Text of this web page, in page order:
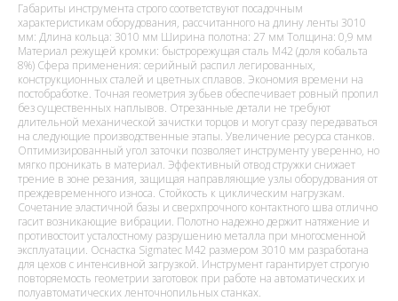
Габариты инструмента строго соответствуют посадочным
характеристикам оборудования, рассчитанного на длину ленты 3010
мм: Длина кольца: 3010 мм Ширина полотна: 27 мм Толщина: 0,9 мм
Материал режущей кромки: быстрорежущая сталь M42 (доля кобальта
8%) Сфера применения: серийный распил легированных,
конструкционных сталей и цветных сплавов. Экономия времени на
постобработке. Точная геометрия зубьев обеспечивает ровный пропил
без существенных наплывов. Отрезанные детали не требуют
длительной механической зачистки торцов и могут сразу передаваться
на следующие производственные этапы. Увеличение ресурса станков.
Оптимизированный угол заточки позволяет инструменту уверенно, но
мягко проникать в материал. Эффективный отвод стружки снижает
трение в зоне резания, защищая направляющие узлы оборудования от
преждевременного износа. Стойкость к циклическим нагрузкам.
Сочетание эластичной базы и сверхпрочного контактного шва отлично
гасит возникающие вибрации. Полотно надежно держит натяжение и
противостоит усталостному разрушению металла при многосменной
эксплуатации. Оснастка Sigmatec M42 размером 3010 мм разработана
для цехов с интенсивной загрузкой. Инструмент гарантирует строгую
повторяемость геометрии заготовок при работе на автоматических и
полуавтоматических ленточнопильных станках.